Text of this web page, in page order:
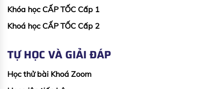
Khóa học CẤP TỐC Cấp 1
Khoá học CẤP TỐC Cấp 2
TỰ HỌC VÀ GIẢI ĐÁP
Học thử bài Khoá Zoom